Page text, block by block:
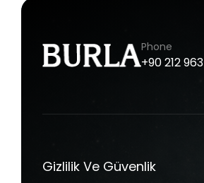
Phone
+90212963
Gizlilik Ve Güvenlik